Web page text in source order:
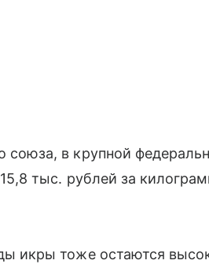
в крупной
тыс. рублей за
икры тоже остаются